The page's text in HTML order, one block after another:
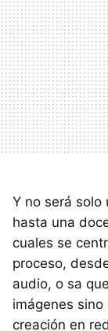
Y no será solo
hasta una
cuales se
proceso,
audio, o sa
imágenes
creación en